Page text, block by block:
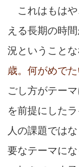
これはもはや
える長期の時
況ということな
歳。何がめでた
ごし方がテー
を前提にした
人の課題では
要なテーマにな